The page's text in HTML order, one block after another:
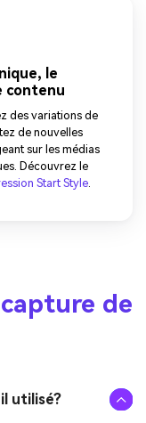
le
contenu
des variations de
de nouvelles
sur les médias
Découvrez le
Start Style.
de
utilisé?